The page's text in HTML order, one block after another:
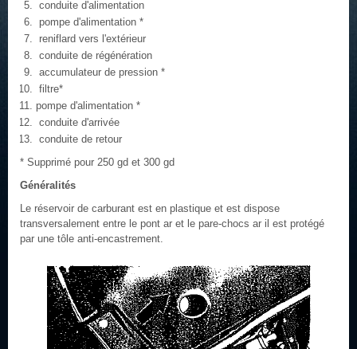
conduite d'alimentation
pompe d'alimentation *
reniflard vers l'extérieur
conduite de régénération
accumulateur de pression *
filtre*
pompe d'alimentation *
conduite d'arrivée
conduite de retour
* Supprimé pour 250 gd et 300 gd
Généralités
Le réservoir de carburant est en plastique et est dispose
transversalement entre le pont ar et le pare-chocs ar il est protégé
par une tôle anti-encastrement.